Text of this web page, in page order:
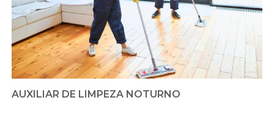
AUXILIAR DE LIMPEZA NOTURNO